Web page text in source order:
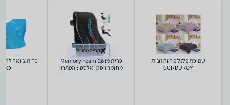
שמיכת פלנל פרווה זוגית
CORDUROY
קנייה מחו"ל
כרית מושב Memory Foam
מחומר ויסקו אלסטי: הפתרון
כרית צוואר